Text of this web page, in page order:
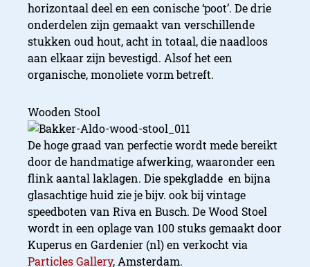
horizontaal deel en een conische ‘poot’. De drie
onderdelen zijn gemaakt van verschillende
stukken oud hout, acht in totaal, die naadloos
aan elkaar zijn bevestigd. Alsof het een
organische, monoliete vorm betreft.
Wooden Stool
De hoge graad van perfectie wordt mede bereikt
door de handmatige afwerking, waaronder een
flink aantal laklagen. Die spekgladde en bijna
glasachtige huid zie je bijv. ook bij vintage
speedboten van Riva en Busch. De Wood Stoel
wordt in een oplage van 100 stuks gemaakt door
Kuperus en Gardenier (nl) en verkocht via
Particles Gallery, Amsterdam.